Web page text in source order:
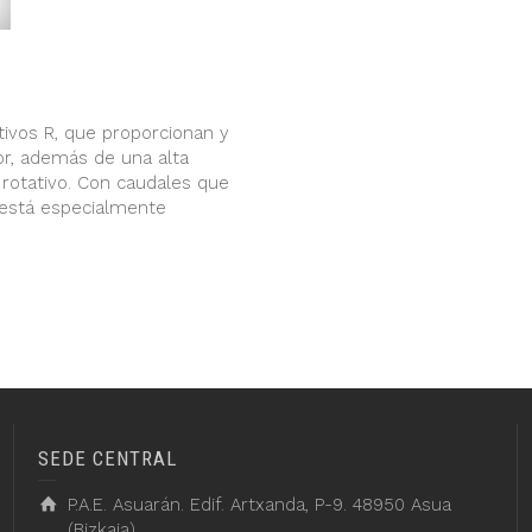
R, que proporcionan y
además de una alta
Con caudales que
especialmente
SEDE CENTRAL
P.A.E. Asuarán. Edif. Artxanda, P-9. 48950 Asua